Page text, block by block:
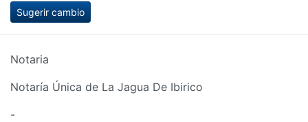
Sugerir cambio
Notaria
Notaría Única de La Jagua De Ibirico
-